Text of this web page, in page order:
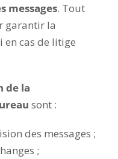
messages. Tout
garantir la
en cas de litige
de la
sont :
des messages ;
;